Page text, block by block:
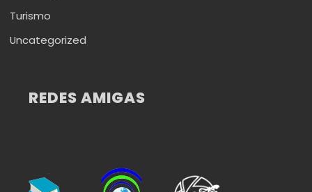
Turismo
Uncategorized
REDES AMIGAS